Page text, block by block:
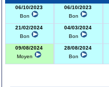
06/10/2023
Bon
06/10/2023
Bon
21/02/2024
Bon
04/03/2024
Bon
09/08/2024
Moyen
28/08/2024
Bon